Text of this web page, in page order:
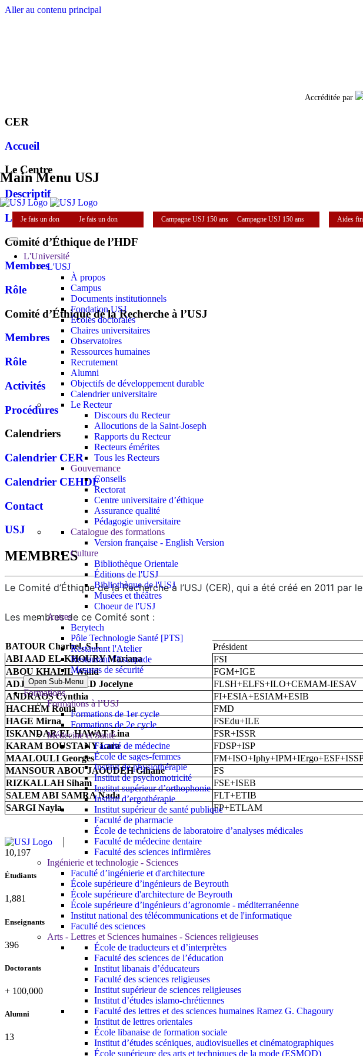
Aller au contenu principal
Accréditée par
Main Menu USJ
Je fais un don Je fais un don Campagne USJ 150 ans Campagne USJ 150 ans Aides
L'Université
L'USJ
À propos
Campus
Documents institutionnels
Fondation USJ
Écoles doctorales
Chaires universitaires
Observatoires
Ressources humaines
Recrutement
Alumni
Objectifs de développement durable
Calendrier universitaire
Le Recteur
Discours du Recteur
Allocutions de la Saint-Joseph
Rapports du Recteur
Recteurs émérites
Tous les Recteurs
Gouvernance
Conseils
Rectorat
Centre universitaire d’éthique
Assurance qualité
Pédagogie universitaire
Catalogue des formations
Version française - English Version
Culture
Bibliothèque Orientale
Éditions de l'USJ
Bibliothèque de l'USJ
Musées et théâtres
Choeur de l'USJ
Autres
Berytech
Pôle Technologie Santé [PTS]
Restaurant l'Atelier
Restaurant l'Escapade
Mesures de sécurité
Open Sub-Menu
Formations
Formations à l’USJ
Formations de 1er cycle
Formations de 2e cycle
Médecine et Santé
Faculté de médecine
École de sages-femmes
Institut de physiothérapie
Institut de psychomotricité
Institut supérieur d’orthophonie
Institut d’ergothérapie
Institut supérieur de santé publique
Faculté de pharmacie
École de techniciens de laboratoire d’analyses médicales
Faculté de médecine dentaire
Faculté des sciences infirmières
Ingénierie et technologie - Sciences
Faculté d’ingénierie et d'architecture
École supérieure d’ingénieurs de Beyrouth
École supérieure d'architecture de Beyrouth
École supérieure d’ingénieurs d’agronomie - méditerranéenne
Institut national des télécommunications et de l'informatique
Faculté des sciences
Arts - Lettres et Sciences humaines - Sciences religieuses
École de traducteurs et d’interprètes
Faculté des sciences de l’éducation
Institut libanais d’éducateurs
Faculté des sciences religieuses
Institut supérieur de sciences religieuses
Institut d’études islamo-chrétiennes
Faculté des lettres et des sciences humaines Ramez G. Chagoury
Institut de lettres orientales
École libanaise de formation sociale
Institut d’études scéniques, audiovisuelles et cinématographiques
École supérieure des arts et techniques de la mode (ESMOD)
CER
Accueil
Le Centre
Descriptif
L'Équipe
Comité d’Éthique de l’HDF
Membres
Rôle
Comité d’Éthique de la Recherche à l’USJ
Membres
Rôle
Activités
Procédures
Calendriers
Calendrier CER
Calendrier CEHDF
Contact
USJ
MEMBRES
Le Comité d’Éthique de la Recherche à l’USJ (CER), qui a été créé en 2011 par
Les membres de ce Comité sont :
BATOUR Charbel, S.J.
Président
ABI AAD EL-KHOURY Mariana
FSI
ABOU KHALIL Walid
FGM+IGE
ADJIZIAN GERARD Jocelyne
FLSH+ELFS+ILO+CEMAM-IESAV
ANDRAOS Cynthia
FI+ESIA+ESIAM+ESIB
HACHEM Roula
FMD
HAGE Mirna
FSEdu+ILE
ISKANDAR EL HAWAT Lina
FSR+ISSR
KARAM BOUSTANY Lara
FDSP+ISP
MAALOULI Georges
MANSOUR ABOU JAOUDEH Gihane
FS
RIZKALLAH Siham
FSE+ISEB
SALEM ABI SAMRA Nada
FLT+ETIB
SARGI Nayla
FP+ETLAM
11,433
Étudiants
2,109
Enseignants
437
Doctorants
+ 100,000
Alumni
13